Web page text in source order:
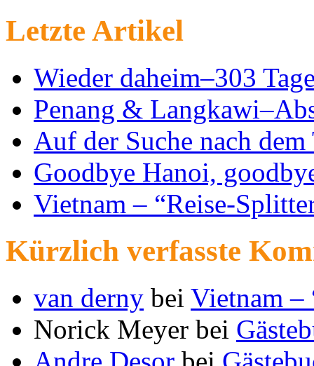
Letzte Artikel
Wieder daheim–303
Penang &
Auf der Suche nach
Goodbye Hanoi,
Vietnam – “Reise-
Kürzlich verfasste
van derny bei Vietnam –
Norick Meyer bei